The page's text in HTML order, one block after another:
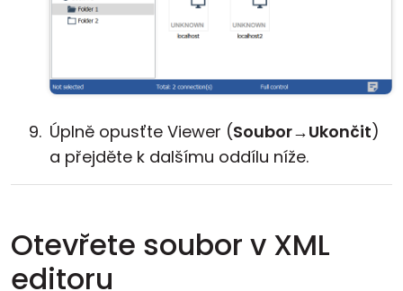
Úplně opusťte Viewer (Soubor→Ukončit)
a přejděte k dalšímu oddílu níže.
Otevřete soubor v XML
editoru